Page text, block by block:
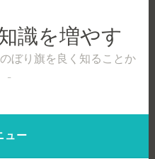
識を増やす
ぼり旗を良く知ることか
ュー